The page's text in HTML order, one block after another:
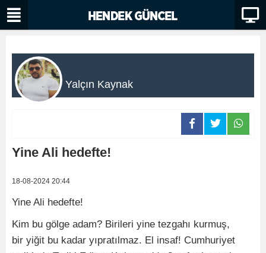
Yalçın Kaynak
Yine Ali hedefte!
18-08-2024 20:44
Yine Ali hedefte!
Kim bu gölge adam? Birileri yine tezgahı kurmuş,
bir yiğit bu kadar yıpratılmaz. El insaf! Cumhuriyet